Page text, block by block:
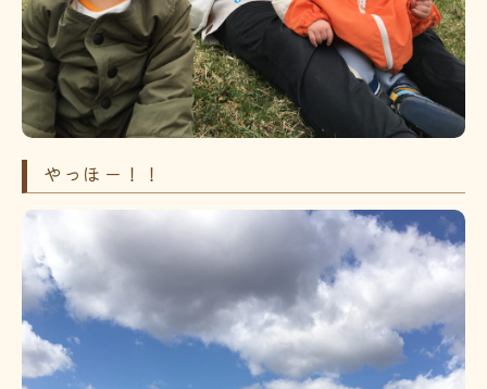
やっほー！！